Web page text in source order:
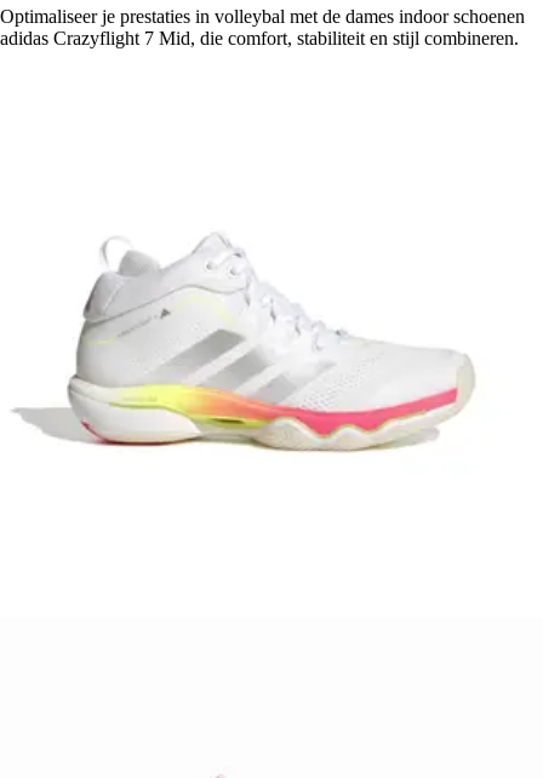
Optimaliseer je prestaties in volleybal met de dames indoor schoenen
adidas Crazyflight 7 Mid, die comfort, stabiliteit en stijl combineren.